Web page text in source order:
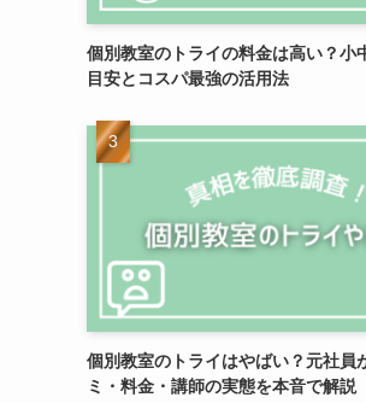
個別教室のトライの料金は高い？小
目安とコスパ最強の活用法
個別教室のトライはやばい？元社員
ミ・料金・講師の実態を本音で解説